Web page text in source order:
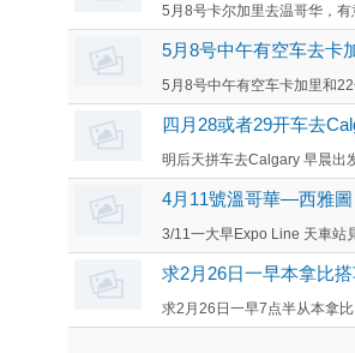
5月8号卡尔加里去温哥华，有
5月8号中午有空车去卡
5月8号中午有空车卡加里和22
四月28或者29开车去
明后天拼车去Calgary 早晨出发
4月11號溫哥華—西雅圖
3/11一大早Expo Line 天車站
求2月26日一早本拿比
求2月26日一早7点半从本拿